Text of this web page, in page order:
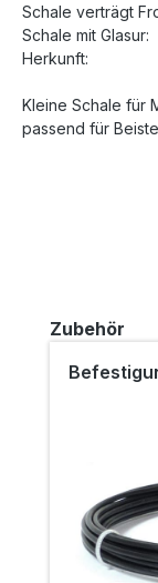
Schale verträgt
Schale mit Glasur:
Herkunft:
Kleine Schale für
passend für
Zubehör